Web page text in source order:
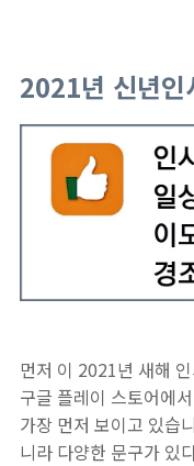
2021년 신년인
먼저 이 2021년 새해
구글 플레이 스토어에
가장 먼저 보이고 있습
니라 다양한 문구가 있